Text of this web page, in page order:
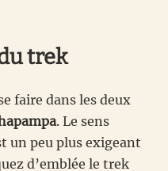
trek
faire dans les deux
. Le sens
un peu plus exigeant
d’emblée le trek